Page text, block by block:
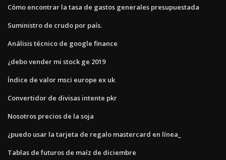
Cómo encontrar la tasa de gastos generales presupuestada
Suministro de crudo por país.
Análisis técnico de google finance
¿debo vender mi stock ge 2019
Índice de valor msci europe ex uk
Convertidor de divisas intente pkr
Nosotros precios de la soja
¿puedo usar la tarjeta de regalo mastercard en línea_
Tablas de futuros de maíz de diciembre